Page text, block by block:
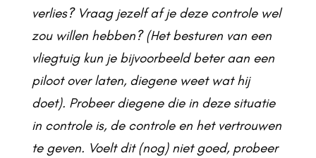
verlies? Vraag jezelf af je deze controle wel
zou willen hebben? (Het besturen van een
vliegtuig kun je bijvoorbeeld beter aan een
piloot over laten, diegene weet wat hij
doet). Probeer diegene die in deze situatie
in controle is, de controle en het vertrouwen
te geven. Voelt dit (nog) niet goed, probeer